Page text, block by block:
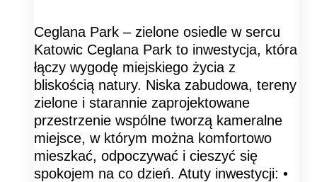
Ceglana Park – zielone osiedle w sercu
Katowic Ceglana Park to inwestycja, która
łączy wygodę miejskiego życia z
bliskością natury. Niska zabudowa, tereny
zielone i starannie zaprojektowane
przestrzenie wspólne tworzą kameralne
miejsce, w którym można komfortowo
mieszkać, odpoczywać i cieszyć się
spokojem na co dzień. Atuty inwestycji: •